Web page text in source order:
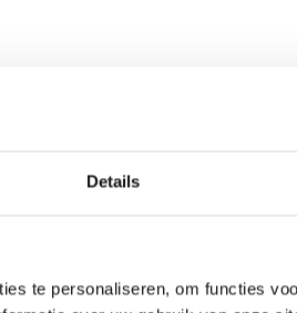
Details
te personaliseren, om functies